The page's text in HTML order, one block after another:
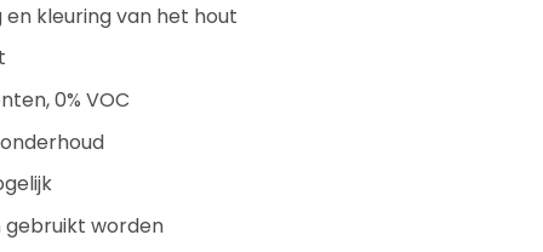
kleuring van het hout
0% VOC
gebruikt worden